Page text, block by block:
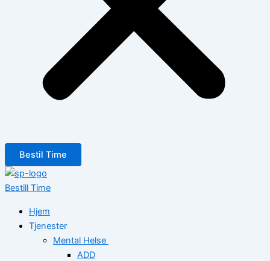
Bestil Time
Bestill Time
Hjem
Tjenester
Mental Helse
ADD